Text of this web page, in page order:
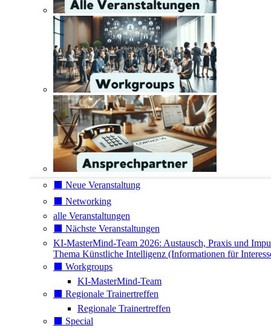
⬛️ Neue Veranstaltung
⬛️ Networking
alle Veranstaltungen
⬛️ Nächste Veranstaltungen
KI-MasterMind-Team 2026: Austausch, Praxis und
Thema Künstliche Intelligenz (Informationen für
⬛️ Workgroups
KI-MasterMind-Team
⬛️ Regionale Trainertreffen
Regionale Trainertreffen
⬛️ Special